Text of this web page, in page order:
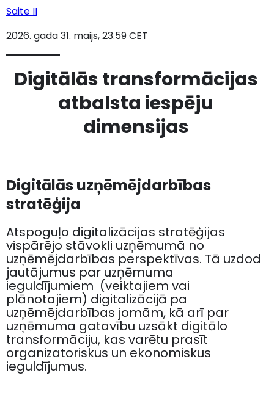
Saite II
2026. gada 31. maijs, 23.59 CET
Digitālās transformācijas
atbalsta iespēju
dimensijas
Digitālās uzņēmējdarbības
stratēģija
Atspoguļo digitalizācijas stratēģijas
vispārējo stāvokli uzņēmumā no
uzņēmējdarbības perspektīvas. Tā uzdod
jautājumus par uzņēmuma
ieguldījumiem (veiktajiem vai
plānotajiem) digitalizācijā pa
uzņēmējdarbības jomām, kā arī par
uzņēmuma gatavību uzsākt digitālo
transformāciju, kas varētu prasīt
organizatoriskus un ekonomiskus
ieguldījumus.